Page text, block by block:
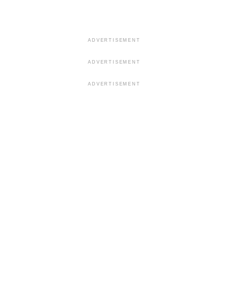
ADVERTISEMENT
ADVERTISEMENT
ADVERTISEMENT